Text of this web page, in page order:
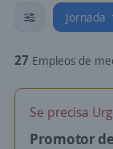
Jornada
27 Empleos de
Se precisa
Promotor